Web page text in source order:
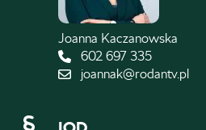
Joanna Kaczanowska
602 697 335
joannak@rodantv.pl